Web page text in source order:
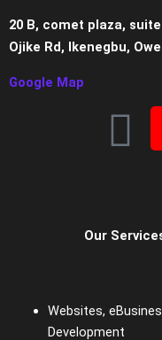
20 B, comet plaza,
Ojike Rd, Ikenegbu,
Google Map
F
e
b
Our
Websites,
Development